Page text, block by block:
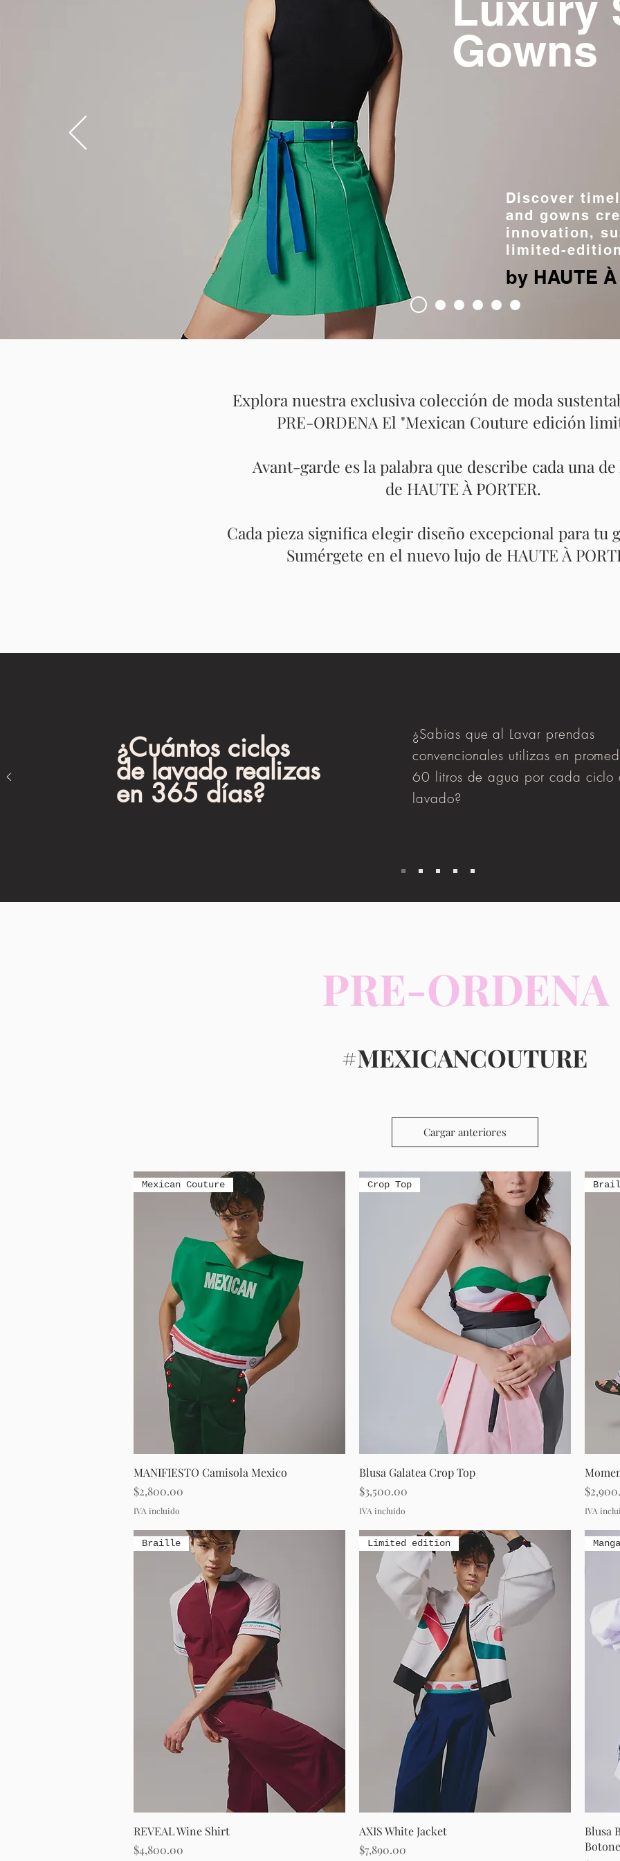
Gowns
Discover
and gowns
innovation,
limited-
by HAUTE
Explora nuestra exclusiva colección de moda
PRE-ORDENA El "Mexican Couture edición
Avant-garde es la palabra que describe cada una de
de HAUTE À PORTER.
Cada pieza significa elegir diseño excepcional para tu
Sumérgete en el nuevo lujo de HAUTE À
¿Cuántos ciclos
de lavado realizas
en 365 días?
¿Sabias que al Lavar prendas
convencionales utilizas en
60 litros de agua por cada ciclo
lavado?
PRE-ORDENA
#MEXICANCOUTURE
Cargar anteriores
Vista rápida
Mexican Couture
MANIFIESTO Camisola Mexico
Precio
$2,800.00
IVA incluido
Vista rápida
Crop Top
Blusa Galatea Crop Top
Precio
$3,500.00
IVA incluido
Precio
IVA
Vista rápida
Braille
REVEAL Wine Shirt
Precio
$4,800.00
Vista rápida
Limited edition
AXIS White Jacket
Precio
$7,890.00
Blusa